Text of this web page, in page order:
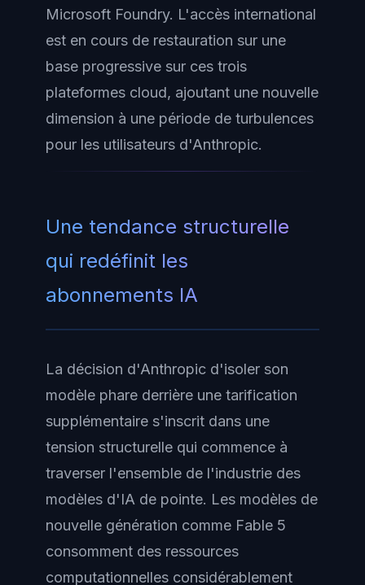
Microsoft Foundry. L'accès international
est en cours de restauration sur une
base progressive sur ces trois
plateformes cloud, ajoutant une nouvelle
dimension à une période de turbulences
pour les utilisateurs d'Anthropic.
Une tendance structurelle
qui redéfinit les
abonnements IA
La décision d'Anthropic d'isoler son
modèle phare derrière une tarification
supplémentaire s'inscrit dans une
tension structurelle qui commence à
traverser l'ensemble de l'industrie des
modèles d'IA de pointe. Les modèles de
nouvelle génération comme Fable 5
consomment des ressources
computationnelles considérablement